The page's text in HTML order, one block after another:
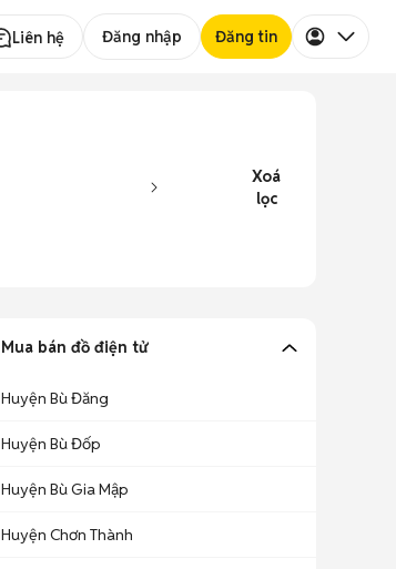
Liên hệ Đăng nhập Đăng tin
Xoá
lọc
Mua bán đồ điện tử
Huyện Bù Đăng
Huyện Bù Đốp
Huyện Bù Gia Mập
Huyện Chơn Thành